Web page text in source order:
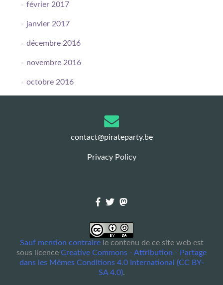
février 2017
janvier 2017
décembre 2016
novembre 2016
octobre 2016
contact@pirateparty.be
Privacy Policy
Sauf mention contrairele contenu de ce site web est
sous licence Creative Commons - Attribution - Partage
dans les Mêmes Conditions 4.0 International (CC BY-
SA 4.0).